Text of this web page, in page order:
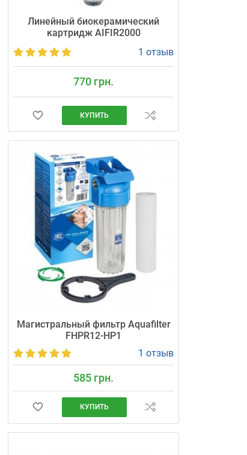
Линейный биокерамический
картридж AIFIR2000
1 отзыв
770 грн.
КУПИТЬ
Магистральный фильтр Aquafilter
FHPR12-HP1
1 отзыв
585 грн.
КУПИТЬ